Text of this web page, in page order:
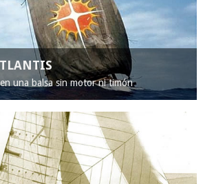
una balsa sin motor ni timón